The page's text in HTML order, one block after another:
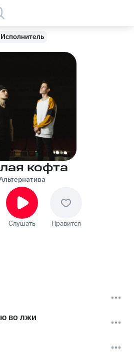
Исполнитель
кофта
Слушать Нравится
во лжи